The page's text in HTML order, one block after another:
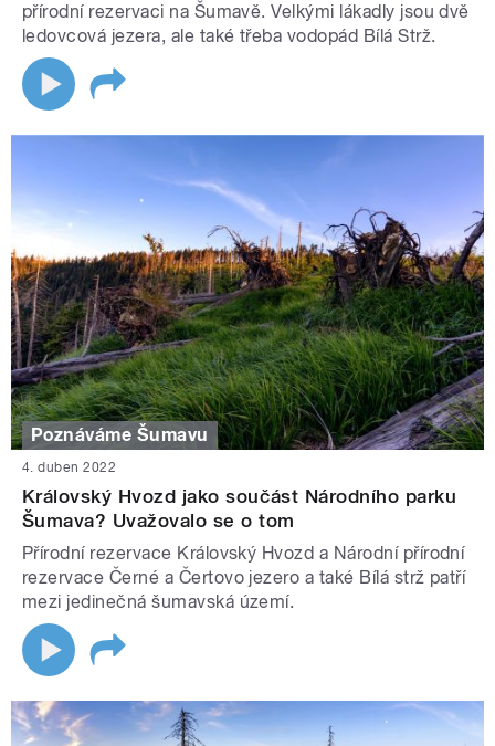
přírodní rezervaci na Šumavě. Velkými lákadly jsou dvě
ledovcová jezera, ale také třeba vodopád Bílá Strž.
Poznáváme Šumavu
4. duben 2022
Královský Hvozd jako součást Národního parku
Šumava? Uvažovalo se o tom
Přírodní rezervace Královský Hvozd a Národní přírodní
rezervace Černé a Čertovo jezero a také Bílá strž patří
mezi jedinečná šumavská území.